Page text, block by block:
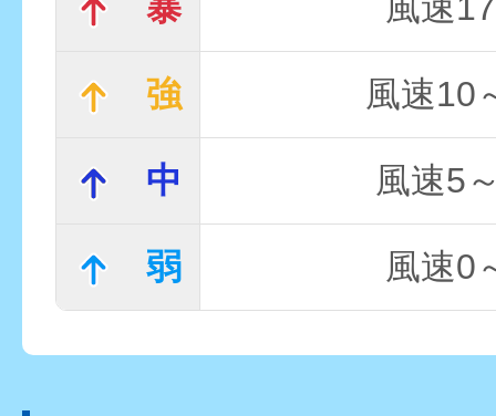
暴 風速
強 風速10
中 風速5
弱 風速0